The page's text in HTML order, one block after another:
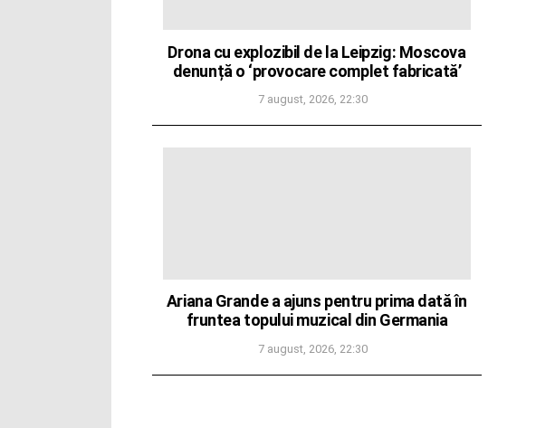
Drona cu explozibil de la Leipzig: Moscova
denunță o ‘provocare complet fabricată’
7 august, 2026, 22:30
Ariana Grande a ajuns pentru prima dată în
fruntea topului muzical din Germania
7 august, 2026, 22:30